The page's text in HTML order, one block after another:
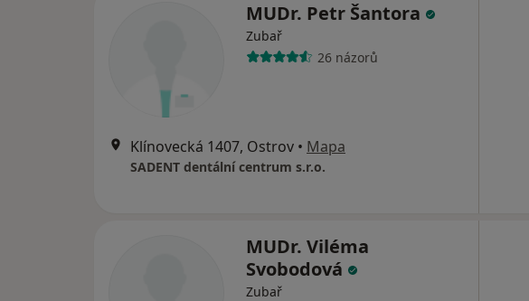
MUDr. Petr Šantora
Zubař
26 názorů
Klínovecká 1407, Ostrov • Mapa
SADENT dentální centrum s.r.o.
MUDr. Viléma
Svobodová
Zubař